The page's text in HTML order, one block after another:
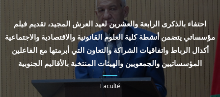
احتفاء بالذكرى الرابعة والعشرين لعيد العرش المجيد، تقديم فيلم
مؤسساتي يتضمن أنشطة كلية العلوم القانونية والاقتصادية والاجتماعية
أكدال الرباط واتفاقيات الشراكة والتعاون التي أبرمتها مع الفاعلين
المؤسساتيين والجمعويين والهيئات المنتخبة بالأقاليم الجنوبية
Faculté